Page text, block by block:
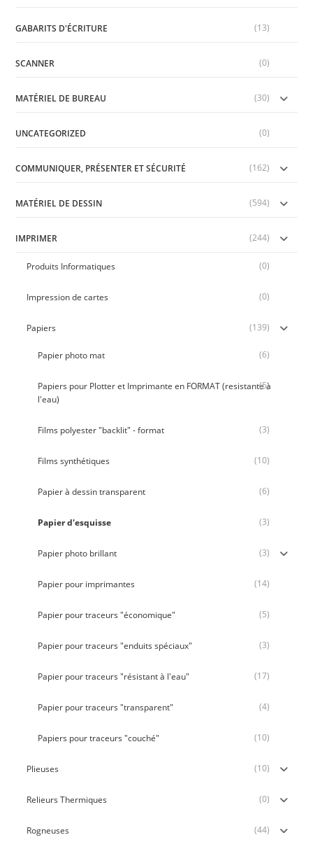
GABARITS D'ÉCRITURE (13)
SCANNER (0)
MATÉRIEL DE BUREAU (30)
UNCATEGORIZED (0)
COMMUNIQUER, PRÉSENTER ET SÉCURITÉ (162)
MATÉRIEL DE DESSIN (594)
IMPRIMER (244)
Produits Informatiques (0)
Impression de cartes (0)
Papiers (139)
Papier photo mat (6)
Papiers pour Plotter et Imprimante en FORMAT (resistante à
l'eau)
(5)
Films polyester "backlit" - format (3)
Films synthétiques (10)
Papier à dessin transparent (6)
Papier d'esquisse (3)
Papier photo brillant (3)
Papier pour imprimantes (14)
Papier pour traceurs "économique" (5)
Papier pour traceurs "enduits spéciaux" (3)
Papier pour traceurs "résistant à l'eau" (17)
Papier pour traceurs "transparent" (4)
Papiers pour traceurs "couché" (10)
Plieuses (10)
Relieurs Thermiques (0)
Rogneuses (44)